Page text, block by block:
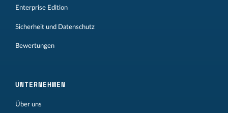
Enterprise Edition
Sicherheit und Datenschutz
Bewertungen
UNTERNEHMEN
Über uns